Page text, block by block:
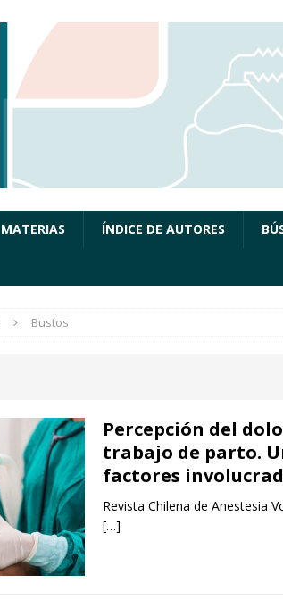
MATERIAS ÍNDICE DE AUTORES
Bustos
Percepción del
trabajo de parto.
factores
Revista Chilena de Anestesia
[…]